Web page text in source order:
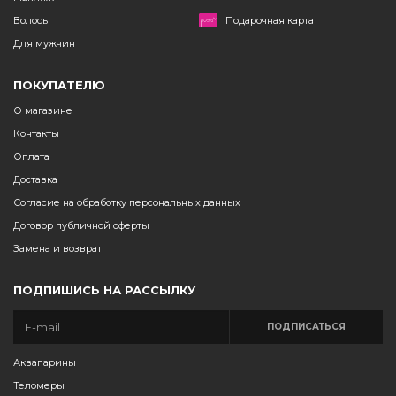
Волосы
Для мужчин
Подарочная карта
ПОКУПАТЕЛЮ
О магазине
Контакты
Оплата
Доставка
Согласие на обработку персональных данных
Договор публичной оферты
Замена и возврат
ПОДПИШИСЬ НА РАССЫЛКУ
ПОДПИСАТЬСЯ
Аквапарины
Теломеры